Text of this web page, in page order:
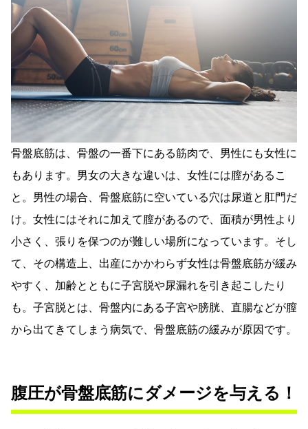
骨盤底筋は、骨盤の一番下にある筋肉で、男性にも女性に
もあります。男女の大きな違いは、女性には膣があるこ
と。男性の場合、骨盤底筋に空いている穴は尿道と肛門だ
け。女性にはそれに加えて膣があるので、面積が男性より
小さく、張りを保つのが難しい場所になっています。そし
て、その構造上、出産にかかわらず女性は骨盤底筋が緩み
やすく、加齢とともに子宮脱や尿漏れを引き起こしたり
も。子宮脱とは、骨盤内にある子宮や膀胱、直腸などが膣
から出てきてしまう病気で、骨盤底筋の緩みが原因です。
腹圧が骨盤底筋にダメージを与える！